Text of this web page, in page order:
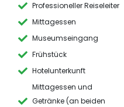
und seltsame
Kappadokien ist ein
„fabelhafte Kamine“.
sind unterirdische
Lüftungs- und
erhaltene Kirchen, die
alten Felsen gehauen
Professioneller Reiseleiter
Mittagessen
Museumseingang
Frühstück
Hotelunterkunft
Mittagessen und
Getränke (an beiden